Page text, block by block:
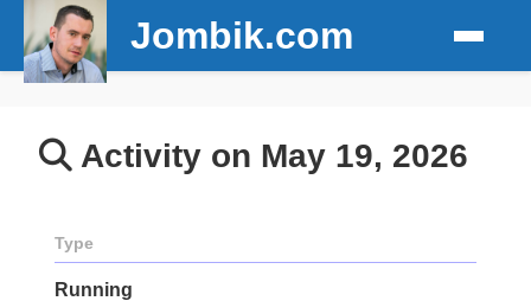
Jombik.com
Activity on May 19, 2026
Type
Running